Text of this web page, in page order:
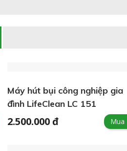
Máy hút bụi công nghiệp gia
đình LifeClean LC 151
2.500.000 đ Mua